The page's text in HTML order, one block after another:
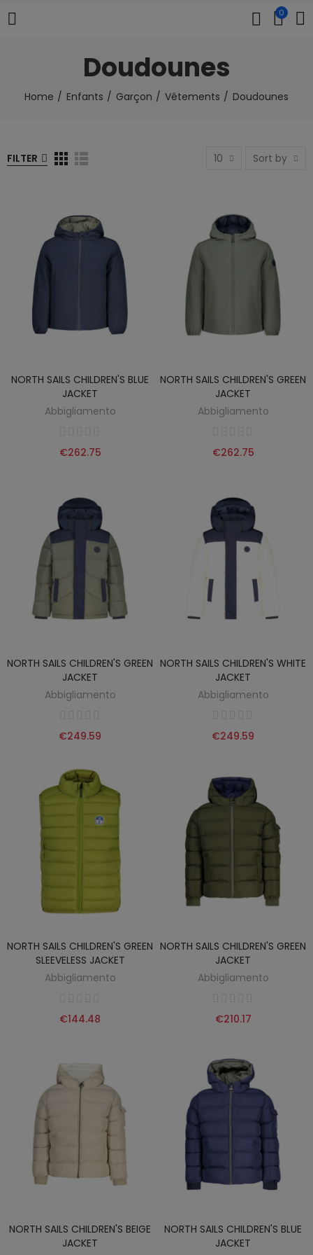
0
Doudounes
Home Enfants Garçon Vêtements Doudounes
FILTER 10 Sort by
NORTH SAILS CHILDREN'S BLUE
JACKET
Abbigliamento
€262.75
NORTH SAILS CHILDREN'S GREEN
JACKET
Abbigliamento
€262.75
NORTH SAILS CHILDREN'S GREEN
JACKET
Abbigliamento
€249.59
NORTH SAILS CHILDREN'S WHITE
JACKET
Abbigliamento
€249.59
NORTH SAILS CHILDREN'S GREEN
SLEEVELESS JACKET
Abbigliamento
€144.48
NORTH SAILS CHILDREN'S GREEN
JACKET
Abbigliamento
€210.17
NORTH SAILS CHILDREN'S BEIGE
JACKET
NORTH SAILS CHILDREN'S BLUE
JACKET